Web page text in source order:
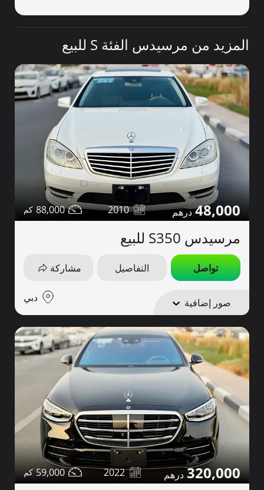
المزيد من مرسيدس الفئة S للبيع
48,000
2010
88,000
مرسيدس S350 للبيع
تواصل التفاصيل مشاركة
صور إضافية دبي
320,000
2022
59,000